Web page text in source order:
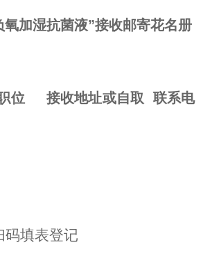
氧加湿抗菌液”接收邮寄花名册
位 接收地址或自取
联系电
码填表登记